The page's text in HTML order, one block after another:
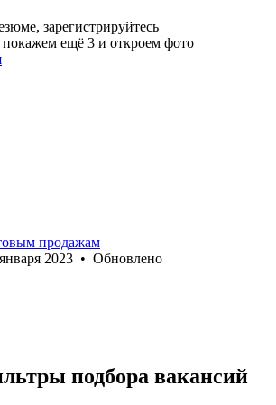
зарегистрируйтесь
ещё 3 и откроем фото
продажам
2023 • Обновлено
подбора вакансий